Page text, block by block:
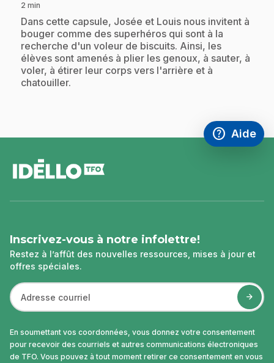
2 min
.Dans cette capsule, Josée et Louis nous invitent à
bouger comme des superhéros qui sont à la
recherche d'un voleur de biscuits. Ainsi, les
élèves sont amenés à plier les genoux, à sauter, à
voler, à étirer leur corps vers l'arrière et à
chatouiller.
help
Accéder à
Aide
,Ce lien
de
page
Inscrivez-vous à notre infolettre!
Restez à l’affût des nouvelles ressources, mises à jour et
offres spéciales.
En soumettant vos coordonnées, vous donnez votre consentement
pour recevoir des courriels et autres communications électroniques
de TFO. Vous pouvez à tout moment retirer ce consentement en vous